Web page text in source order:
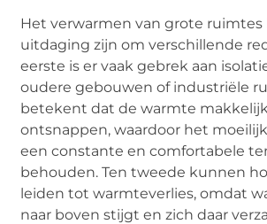
Het verwarmen van grote ruimtes
uitdaging zijn om verschillende
eerste is er vaak gebrek aan
oudere gebouwen of industriële
betekent dat de warmte
ontsnappen, waardoor het
een constante en comfortabele
behouden. Ten tweede kunnen
leiden tot warmteverlies, omdat
naar boven stijgt en zich daar